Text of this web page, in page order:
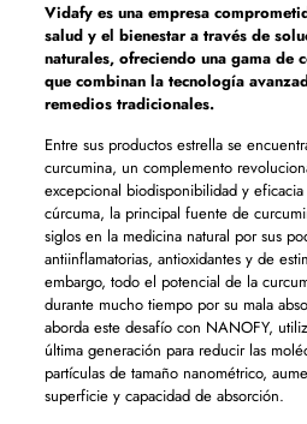
Vidafy es una empresa
salud y el bienestar a través de
naturales, ofreciendo una gama de
que combinan la tecnología
remedios tradicionales.
Entre sus productos estrella se
curcumina, un complemento
excepcional biodisponibilidad y
cúrcuma, la principal fuente de
siglos en la medicina natural por sus
antiinflamatorias, antioxidantes y de
embargo, todo el potencial de la
durante mucho tiempo por su mala
aborda este desafío con NANOFY,
última generación para reducir las
partículas de tamaño nanométrico,
superficie y capacidad de absorción.